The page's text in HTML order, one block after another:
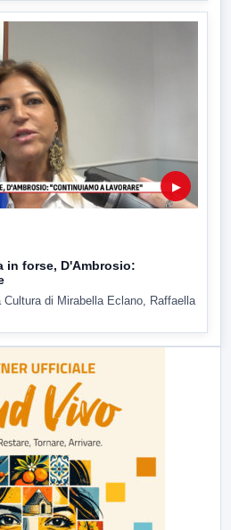
▶
in forse, D'Ambrosio:
di Mirabella Eclano, Raffaella